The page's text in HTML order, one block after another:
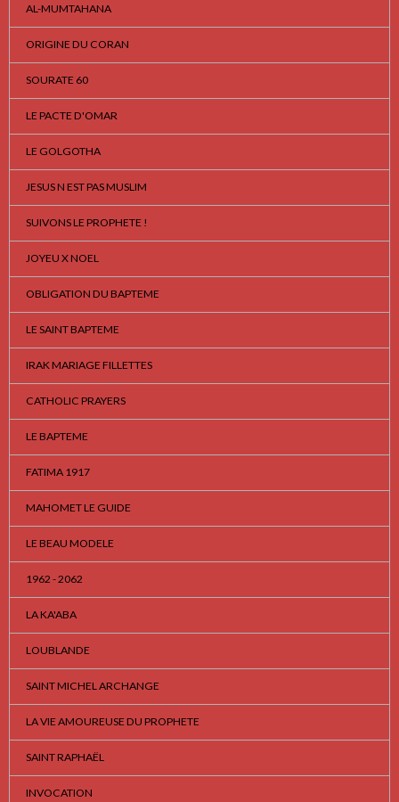
AL-MUMTAHANA
ORIGINE DU CORAN
SOURATE 60
LE PACTE D'OMAR
LE GOLGOTHA
JESUS N EST PAS MUSLIM
SUIVONS LE PROPHETE !
JOYEU X NOEL
OBLIGATION DU BAPTEME
LE SAINT BAPTEME
IRAK MARIAGE FILLETTES
CATHOLIC PRAYERS
LE BAPTEME
FATIMA 1917
MAHOMET LE GUIDE
LE BEAU MODELE
1962 - 2062
LA KA'ABA
LOUBLANDE
SAINT MICHEL ARCHANGE
LA VIE AMOUREUSE DU PROPHETE
SAINT RAPHAËL
INVOCATION